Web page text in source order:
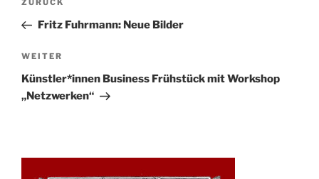
Vorheriger
Beitrag
ZURÜCK
Fritz Fuhrmann: Neue Bilder
Nächster
Beitrag
WEITER
Künstler*innen Business Frühstück mit Workshop
„Netzwerken“